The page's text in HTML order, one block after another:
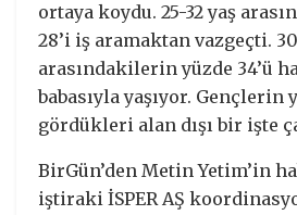
ortaya koydu. 25-32 yaş
28’i iş aramaktan vazgeçti.
arasındakilerin yüzde 34’ü
babasıyla yaşıyor. Gençlerin
gördükleri alan dışı bir işte
BirGün’den Metin Yetim’in
iştiraki İSPER AŞ